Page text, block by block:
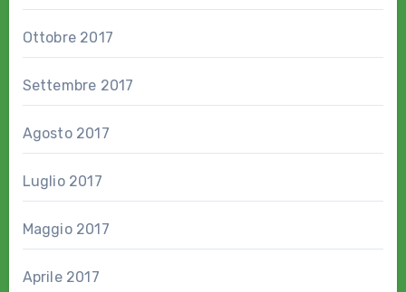
Ottobre 2017
Settembre 2017
Agosto 2017
Luglio 2017
Maggio 2017
Aprile 2017